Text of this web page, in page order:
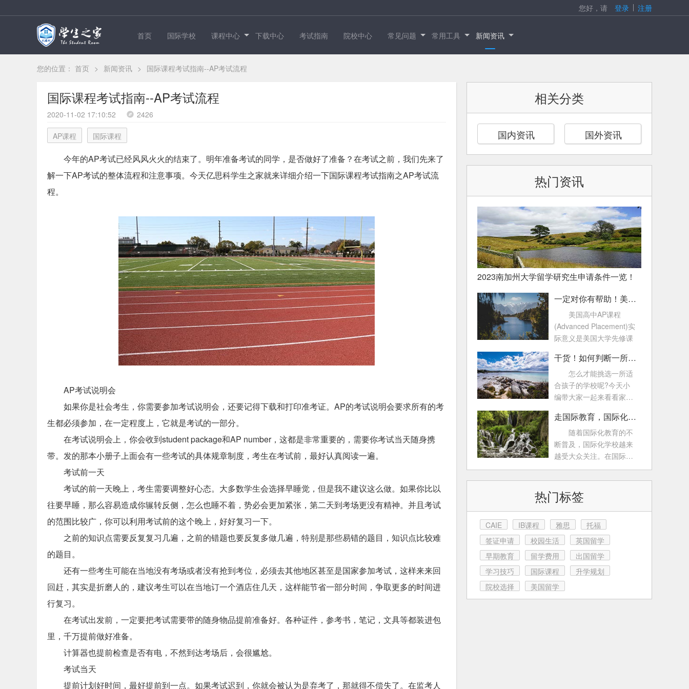
您好，请 登录 注册
首页 国际学校 课程中心 下载中心 考试指南 院校中心 常见问题 常用工具 新闻资讯
您的位置： 首页 > 新闻资讯 > 国际课程考试指南--AP考试流程
国际课程考试指南--AP考试流程
2020-11-02 17:10:52 2426
AP课程 国际课程
今年的AP考试已经风风火火的结束了。明年准备考试的同学，是否做好了准备？在考试之前，我们先来了
解一下AP考试的整体流程和注意事项。今天亿思科学生之家就来详细介绍一下国际课程考试指南之AP考试流
程。
AP考试说明会
如果你是社会考生，你需要参加考试说明会，还要记得下载和打印准考证。AP的考试说明会要求所有的考
生都必须参加，在一定程度上，它就是考试的一部分。
在考试说明会上，你会收到student package和AP number，这都是非常重要的，需要你考试当天随身携
带。发的那本小册子上面会有一些考试的具体规章制度，考生在考试前，最好认真阅读一遍。
考试前一天
考试的前一天晚上，考生需要调整好心态。大多数学生会选择早睡觉，但是我不建议这么做。如果你比以
往要早睡，那么容易造成你辗转反侧，怎么也睡不着，势必会更加紧张，第二天到考场更没有精神。并且考试
的范围比较广，你可以利用考试前的这个晚上，好好复习一下。
之前的知识点需要反复复习几遍，之前的错题也要反复多做几遍，特别是那些易错的题目，知识点比较难
的题目。
还有一些考生可能在当地没有考场或者没有抢到考位，必须去其他地区甚至是国家参加考试，这样来来回
回赶，其实是折磨人的，建议考生可以在当地订一个酒店住几天，这样能节省一部分时间，争取更多的时间进
行复习。
在考试出发前，一定要把考试需要带的随身物品提前准备好。各种证件，参考书，笔记，文具等都装进包
里，千万提前做好准备。
计算器也提前检查是否有电，不然到达考场后，会很尴尬。
考试当天
提前计划好时间，最好提前到一点。如果考试迟到，你就会被认为是弃考了，那就得不偿失了。在监考人
相关分类
国内资讯 国外资讯
热门资讯
2023南加州大学留学研究生申请条件一览！
一定对你有帮助！美国高中AP课程常见问题！
美国高中AP课程
(Advanced Placement)实
际意义是美国大学先修课
干货！如何判断一所国际化学校好不好
怎么才能挑选一所适
合孩子的学校呢?今天小
编带大家一起来看看家长
走国际教育，国际化学校的这些考试一定要知道！
随着国际化教育的不
断普及，国际化学校越来
越受大众关注。在国际教
育这条路上，很多家
热门标签
CAIE IB课程 雅思
托福
签证申请
校园生活
英国留学
早期教育
留学费用
出国留学
学习技巧
国际课程
升学规划
院校选择
美国留学